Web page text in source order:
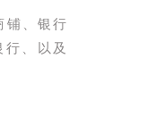
铺、银行
、以及